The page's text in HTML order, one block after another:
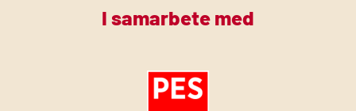
I samarbete med